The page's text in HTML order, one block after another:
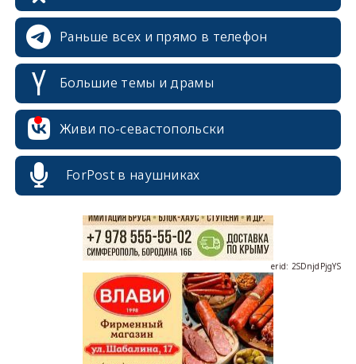
Раньше всех и прямо в телефон
Большие темы и драмы
Живи по-севастопольски
ForPost в наушниках
erid: 2SDnjcrDNw6
erid: 2SDnjdPjgYS
erid: 2SDnjdvhGXG